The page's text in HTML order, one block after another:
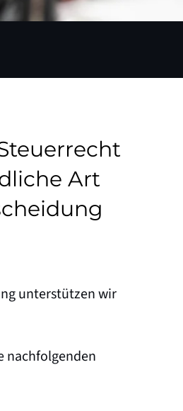
Art
unterstützen wir
nachfolgenden